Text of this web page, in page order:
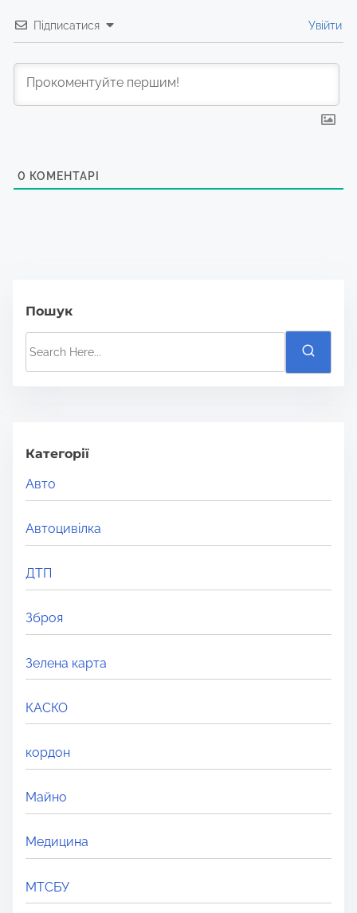
Підписатися Увійти
0 КОМЕНТАРІ
Пошук
h
H
e
r
e
.
Категорії
Авто
Автоцивілка
ДТП
Зброя
Зелена карта
КАСКО
кордон
Майно
Медицина
МТСБУ